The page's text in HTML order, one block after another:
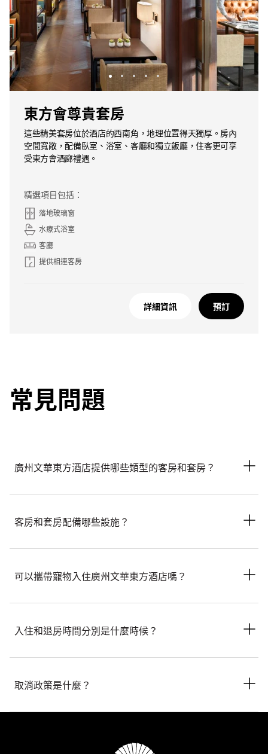
東方會尊貴套房
這些精美套房位於酒店的西南角，地理位置得天獨厚。房內
空間寬敞，配備臥室、浴室、客廳和獨立飯廳，住客更可享
受東方會酒廊禮遇。
精選項目包括：
落地玻璃窗
水療式浴室
客廳
提供相連客房
詳細資訊 預訂
常見問題
廣州文華東方酒店提供哪些類型的客房和套房？
房、豪華客房、文華客房、行政套房、尊貴套房、提供東方會酒
廊使用權的東方會客房和套房、奢華氣派的文華套房，以及為兒
客房和套房配備哪些設施？
電視、Nespresso咖啡機、寬敞工作區、步入式衣櫥和鵝絨被
褥。套房另設有客廳和飯廳，東方會客房及符合條件的套房提供
可以攜帶寵物入住廣州文華東方酒店嗎？
不超過10公斤的犬隻或貓隻。為了確保您及其他賓客享有舒適住
宿體驗，請賓客在公共區域時為寵物配戴牽繩，並且不要讓寵物
住前聯絡酒店以確認最新的寵物政策，包括任何適用費用或特殊
入住和退房時間分別是什麼時候？
住或延遲退房方面需要協助，可以在預訂時告知酒店或與前台團
隊聯絡。
取消政策是什麼？
的取消規定。如需了解更多資訊，請直接聯絡酒店。